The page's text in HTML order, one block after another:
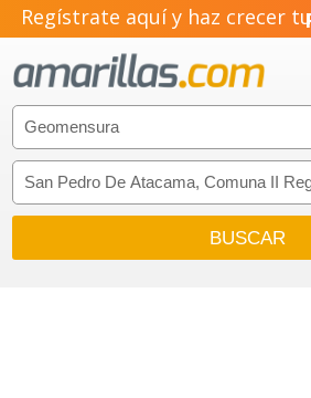
Regístrate aquí y haz crecer tu